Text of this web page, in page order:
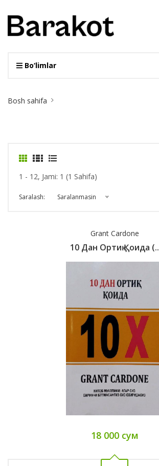
Bo‘limlar
Breadcrumb
Bosh sahifa
1 - 12, Jami: 1 (1 Sahifa)
Saralash: Saralanmasin
Grant Cardone
10 Дан Ортиқ Қоида (..
18 000 сум